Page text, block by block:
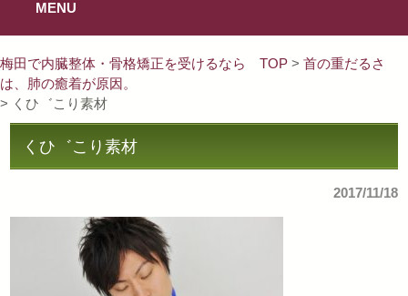
MENU
梅田で内臓整体・骨格矯正を受けるなら TOP > 首の重だるさ
は、肺の癒着が原因。
> くひ゛こり素材
くひ゛こり素材
2017/11/18